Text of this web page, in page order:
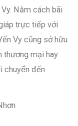
Nằm cách bãi
trực tiếp với
Vy cũng sở hữu
thương mại hay
chuyển đến